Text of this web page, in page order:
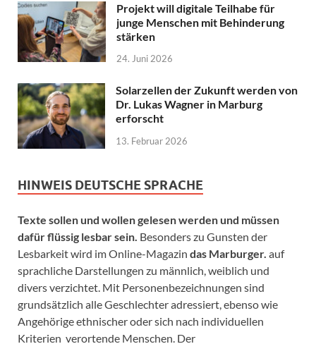
Projekt will digitale Teilhabe für
junge Menschen mit Behinderung
stärken
24. Juni 2026
Solarzellen der Zukunft werden von
Dr. Lukas Wagner in Marburg
erforscht
13. Februar 2026
HINWEIS DEUTSCHE SPRACHE
Texte sollen und wollen gelesen werden und müssen
dafür flüssig lesbar sein. Besonders zu Gunsten der
Lesbarkeit wird im Online-Magazin das Marburger. auf
sprachliche Darstellungen zu männlich, weiblich und
divers verzichtet. Mit Personenbezeichnungen sind
grundsätzlich alle Geschlechter adressiert, ebenso wie
Angehörige ethnischer oder sich nach individuellen
Kriterien verortende Menschen. Der